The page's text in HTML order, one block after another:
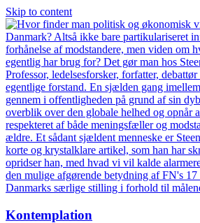
Skip to content
Kontemplation